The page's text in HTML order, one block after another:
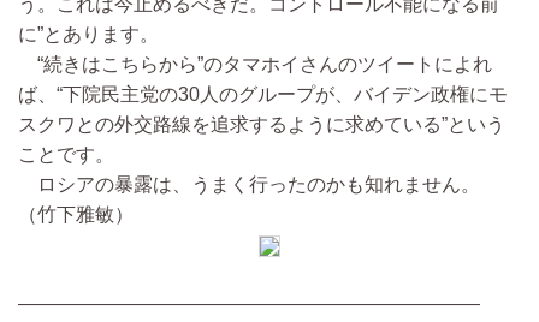
う。これは今止めるべきだ。コントロール不能になる前
に”とあります。
“続きはこちらから”のタマホイさんのツイートによれ
ば、“下院民主党の30人のグループが、バイデン政権にモ
スクワとの外交路線を追求するように求めている”という
ことです。
ロシアの暴露は、うまく行ったのかも知れません。
（竹下雅敏）
————————————————————————